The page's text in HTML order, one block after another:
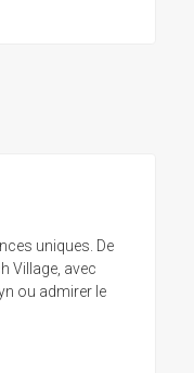
uniques. De
Village, avec
ou admirer le